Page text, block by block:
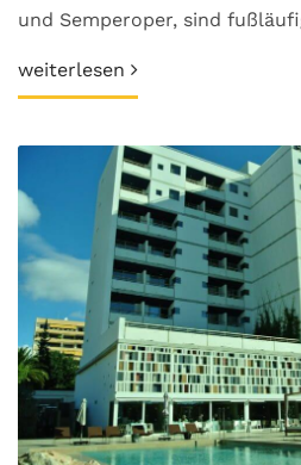
und Semperoper, sind
weiterlesen